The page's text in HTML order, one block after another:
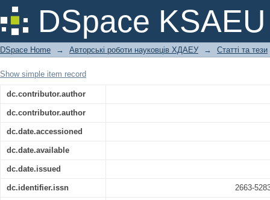
DSpace KSAEU
До питання про формування
призначення
DSpace Home → Авторські роботи науковців ХДАЕУ → Статті та тези
Show simple item record
dc.contributor.author
dc.contributor.author
dc.date.accessioned
dc.date.available
dc.date.issued
dc.identifier.issn 2663-